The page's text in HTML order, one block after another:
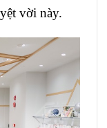
vời này.